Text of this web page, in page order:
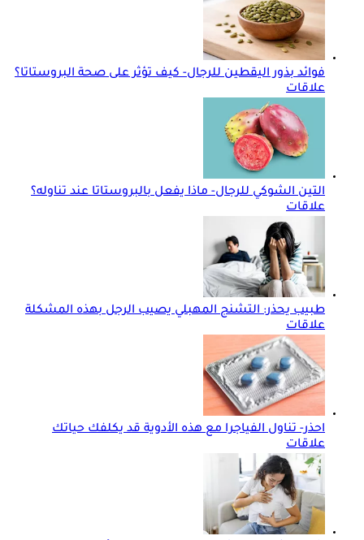
فوائد بذور اليقطين للرجال- كيف تؤثر على صحة البروستاتا؟
علاقات
التين الشوكي للرجال- ماذا يفعل بالبروستاتا عند تناوله؟
علاقات
طبيب يحذر: التشنج المهبلي يصيب الرجل بهذه المشكلة
علاقات
احذر- تناول الفياجرا مع هذه الأدوية قد يكلفك حياتك
علاقات